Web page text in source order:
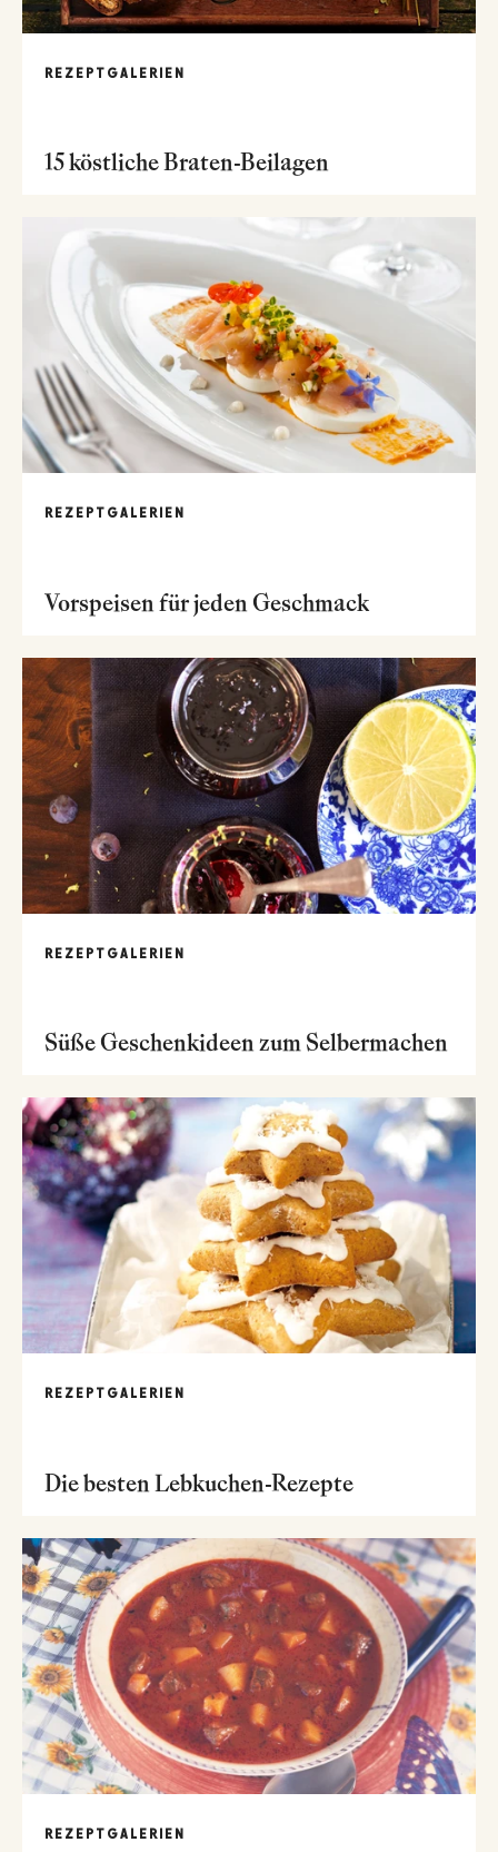
REZEPTGALERIEN
15 köstliche Braten-Beilagen
REZEPTGALERIEN
Vorspeisen für jeden Geschmack
REZEPTGALERIEN
Süße Geschenkideen zum Selbermachen
REZEPTGALERIEN
Die besten Lebkuchen-Rezepte
REZEPTGALERIEN